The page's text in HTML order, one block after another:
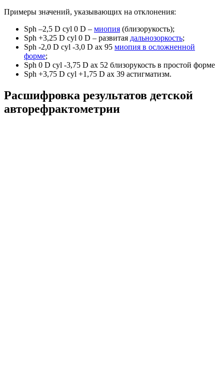
Примеры значений, указывающих на отклонения:
Sph –2,5 D cyl 0 D – миопия (близорукость);
Sph +3,25 D cyl 0 D – развитая дальнозоркость;
Sph -2,0 D cyl -3,0 D ax 95 миопия в осложненной
форме;
Sph 0 D cyl -3,75 D ax 52 близорукость в простой форме
Sph +3,75 D cyl +1,75 D ax 39 астигматизм.
Расшифровка результатов детской
авторефрактометрии